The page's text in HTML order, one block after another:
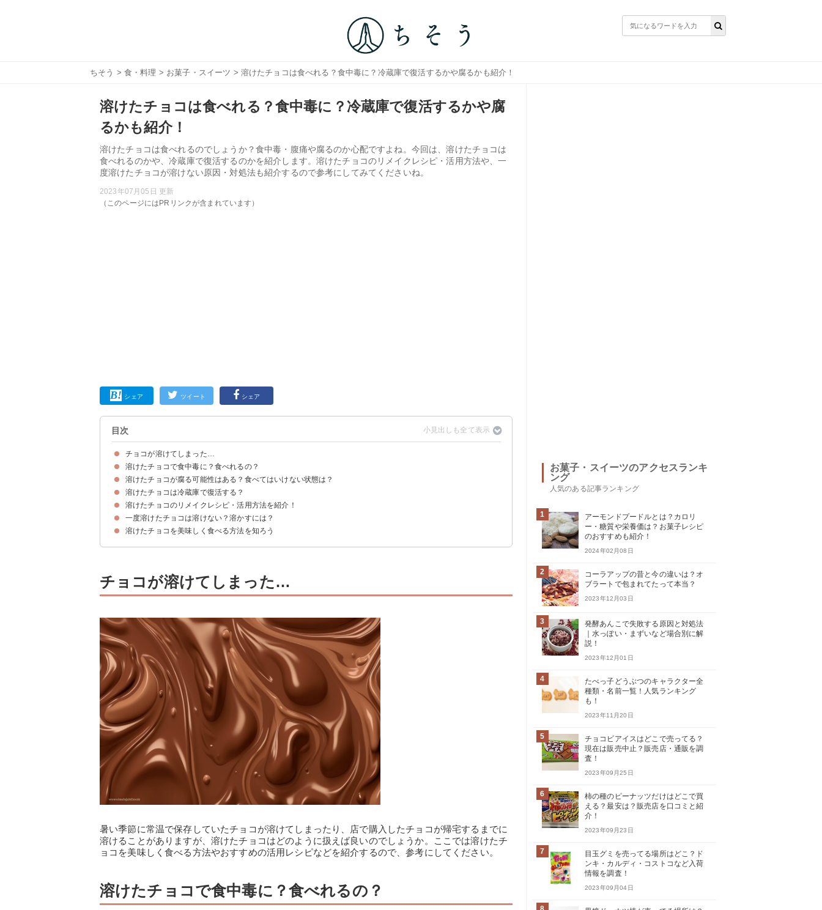
ちそう > 食・料理 > お菓子・スイーツ > 溶けたチョコは食べれる？食中毒に？冷蔵庫で復活するかや腐るかも紹介！
溶けたチョコは食べれる？食中毒に？冷蔵庫で復活するかや腐
るかも紹介！
溶けたチョコは食べれるのでしょうか？食中毒・腹痛や腐るのか心配ですよね。今回は、溶けたチョコは
食べれるのかや、冷蔵庫で復活するのかを紹介します。溶けたチョコのリメイクレシピ・活用方法や、一
度溶けたチョコが溶けない原因・対処法も紹介するので参考にしてみてくださいね。
2023年07月05日 更新
（このページにはPRリンクが含まれています）
シェア ツイート シェア
目次
チョコが溶けてしまった…
溶けたチョコで食中毒に？食べれるの？
溶けたチョコは基本的に食べて問題ない
溶けたチョコは風味が落ちることも知っておこう
溶けたチョコが腐る可能性はある？食べてはいけない状態は？
溶けたチョコが腐ることは基本的にない
溶けたチョコで腹痛になる原因は他にある可能性が高い
ただし生チョコは腐ることがあるので注意
溶けたチョコは冷蔵庫で復活する？
溶けたチョコを冷蔵庫に入れただけでは復活しない
溶けたチョコを冷蔵庫に入れると白くなることがある
白くなったチョコはテンパリングで復活可能
溶けたチョコのリメイクレシピ・活用方法を紹介！
①簡単チョコフォンデュ
②ホットチョコレートミルク
③レンジで簡単！パンに塗るチョコクリーム
一度溶けたチョコは溶けない？溶かすには？
一度溶けたチョコは分離しやすい
一度溶けたチョコを溶かす方法
溶けたチョコを美味しく食べる方法を知ろう
チョコが溶けてしまった…
暑い季節に常温で保存していたチョコが溶けてしまったり、店で購入したチョコが帰宅するまでに
溶けることがありますが、溶けたチョコはどのように扱えば良いのでしょうか。ここでは溶けたチ
ョコを美味しく食べる方法やおすすめの活用レシピなどを紹介するので、参考にしてください。
溶けたチョコで食中毒に？食べれるの？
お菓子・スイーツのアクセスランキ
ング
人気のある記事ランキング
1
アーモンドプードルとは？カロリ
ー・糖質や栄養価は？お菓子レシピ
のおすすめも紹介！
2024年02月08日
2
コーラアップの昔と今の違いは？オ
ブラートで包まれてたって本当？
2023年12月03日
3
発酵あんこで失敗する原因と対処法
｜水っぽい・まずいなど場合別に解
説！
2023年12月01日
4
たべっ子どうぶつのキャラクター全
種類・名前一覧！人気ランキング
も！
2023年11月20日
5
チョコビアイスはどこで売ってる？
現在は販売中止？販売店・通販を調
査！
2023年09月25日
6
柿の種のピーナッツだけはどこで買
える？最安は？販売店を口コミと紹
介！
2023年09月23日
7
目玉グミを売ってる場所はどこ？ド
ンキ・カルディ・コストコなど入荷
情報を調査！
2023年09月04日